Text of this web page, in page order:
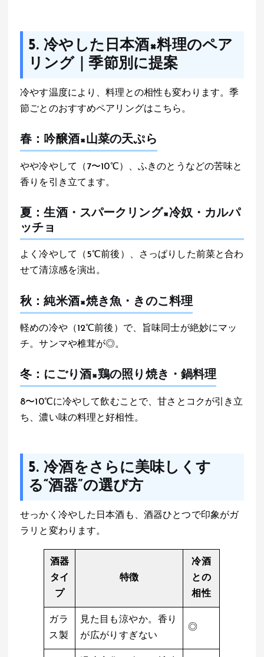
5. 冷やした日本酒×料理のペア
リング｜季節別に提案
冷やす温度により、料理との相性も変わります。季
節ごとのおすすめペアリングはこちら。
春：吟醸酒×山菜の天ぷら
やや冷やして（7〜10℃）、ふきのとうなどの苦味と
香りを引き立てます。
夏：生酒・スパークリング×冷奴・カルパ
ッチョ
よく冷やして（5℃前後）、さっぱりした前菜と合わ
せて清涼感を演出。
秋：純米酒×焼き魚・きのこ料理
軽めの冷や（12℃前後）で、旨味同士が絶妙にマッ
チ。サンマや椎茸が◎。
冬：にごり酒×鶏の照り焼き・鍋料理
8〜10℃に冷やして飲むことで、甘さとコクが引き立
ち、濃い味の料理と好相性。
5. 冷酒をさらに美味しくす
る“酒器”の選び方
せっかく冷やした日本酒も、酒器ひとつで印象がガ
ラリと変わります。
酒器
タイ
プ
特徴
冷酒
との
相性
ガラ
ス製
見た目も涼やか。香り
が広がりすぎない
◎